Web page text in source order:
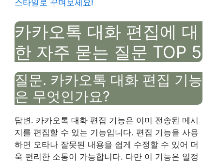
스타일로 꾸며보세요!
카카오톡 대화 편집에 대
한 자주 묻는 질문 TOP 5
질문. 카카오톡 대화 편집 기능
은 무엇인가요?
답변. 카카오톡 대화 편집 기능은 이미 전송된 메시
지를 편집할 수 있는 기능입니다. 편집 기능을 사용
하면 오타나 잘못된 내용을 쉽게 수정할 수 있어 더
욱 편리한 소통이 가능합니다. 다만 이 기능은 일정